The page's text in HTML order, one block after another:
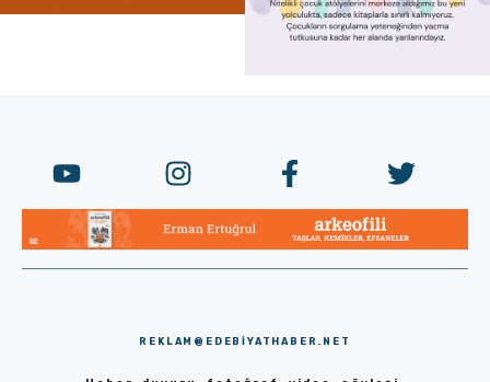
REKLAM@EDEBIYATHABER.NET